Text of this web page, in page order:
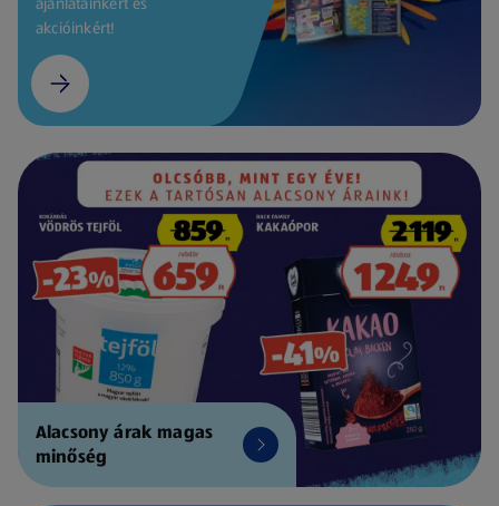
akcióinkért!
Alacsony árak magas
minőség